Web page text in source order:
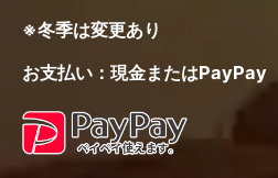
※冬季は変更あり
お支払い：現金またはPayPay